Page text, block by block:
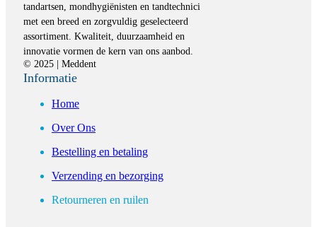
tandartsen, mondhygiënisten en tandtechnici
met een breed en zorgvuldig geselecteerd
assortiment. Kwaliteit, duurzaamheid en
innovatie vormen de kern van ons aanbod.
© 2025 | Meddent
Informatie
Home
Over Ons
Bestelling en betaling
Verzending en bezorging
Retourneren en ruilen